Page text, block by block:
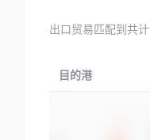
出口贸易匹配到共计
目的港